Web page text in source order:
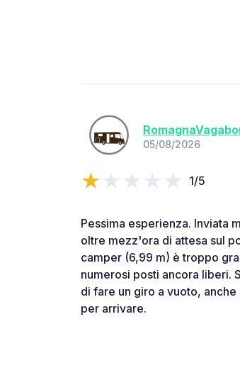
05/08/2026
1/5
Pessima esperienza. Inviata
oltre mezz'ora di attesa sul
camper (6,99 m) è troppo
numerosi posti ancora liberi.
di fare un giro a vuoto,
per arrivare.